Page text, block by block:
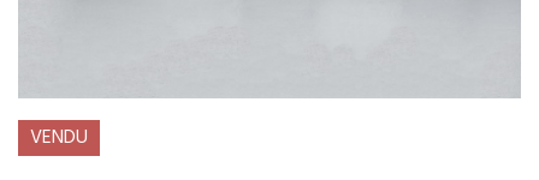
VENDU